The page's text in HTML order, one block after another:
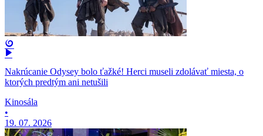
Nakrúcanie Odysey bolo ťažké! Herci museli zdolávať miesta, o
ktorých predtým ani netušili
Kinosála
•
19. 07. 2026